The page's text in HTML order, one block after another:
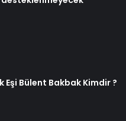
Eşi Bülent Bakbak Kimdir ?